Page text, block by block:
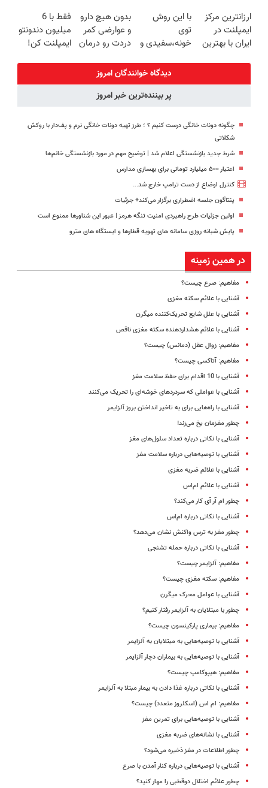
روزه ساخت!
ارزانترین مرکز
ایمپلنت در
ایران با بهترین
با این روش
توی
خونه،سفیدی و
برگردون
(40%off)
بدون هیچ دارو
و عوارضی کمر
دردت رو درمان
(پرسش‌نامه)
فقط با 6
میلیون دندونتو
ایمپلنت کن!
دیدگاه خوانندگان امروز
پر بیننده‌ترین خبر امروز
چگونه دونات خانگی درست کنیم ؟ ؛ طرز تهیه دونات خانگی نرم و پف‌دار با روکش
شکلاتی
شرط جدید بازنشستگی اعلام شد | توضیح مهم در مورد بازنشستگی خانم‌ها
اعتبار ۵۰۰ میلیارد تومانی برای بهسازی مدارس
کنترل اوضاع از دست ترامپ خارج شد...
پنتاگون جلسه اضطراری برگزار می‌کند+ جزئیات
اولین جزئیات طرح راهبردی امنیت تنگه هرمز | عبور این شناورها ممنوع است
پایش شبانه روزی سامانه های تهویه قطارها و ایستگاه های مترو
در همین زمینه
مفاهیم: صرع چیست؟
آشنایی با علائم سکته مغزی
آشنایی با علل شایع تحریک‌کننده میگرن
آشنایی با علائم هشداردهنده سکته مغزی ناقص
مفاهیم: زوال عقل (دمانس) چیست؟
مفاهیم: آتاکسی چیست؟
آشنایی با 10 اقدام برای حفظ سلامت مغز
آشنایی با عواملی که سردردهای خوشه‌ای را تحریک می‌کنند
آشنایی با راه‌هایی برای به تاخیر انداختن بروز آلزایمر
چطور مغزمان یخ می‌زند!
آشنایی با نکاتی درباره تعداد سلول‌های مغز
آشنایی با توصیه‌هایی درباره سلامت مغز
آشنایی با علائم ضربه مغزی
آشنایی با علائم ام‌اس
چطور‌ ام ‌آر ‌آی کار می‌کند؟
آشنایی با نکاتی درباره ام‌‌اس
چطور مغز به ترس واکنش نشان می‌دهد؟
آشنایی با نکاتی درباره حمله تشنجی
مفاهیم: آلزایمر چیست؟
مفاهیم: سکته مغزی چیست؟
آشنایی با عوامل محرک میگرن
چطور با مبتلایان به آلزایمر رفتار کنیم؟
مفاهیم: بیماری پارکینسون چیست؟
آشنایی با توصیه‌هایی به مبتلایان به آلزایمر
آشنایی با توصیه‌هایی به بیماران دچار آلزایمر
مفاهیم: هیپوکامپ چیست؟
آشنایی با نکاتی درباره غذا دادن به بیمار مبتلا به آلزایمر
مفاهیم: ام اس (اسکلروز متعدد) چیست؟
آشنایی با توصیه‌هایی برای تمرین مغز
آشنایی با نشانه‌‌های ضربه‌ مغزی
چطور اطلاعات در مغز ذخیره می‌شود؟
آشنایی با توصیه‌هایی درباره کنار آمدن با صرع
چطور علائم اختلال دوقطبی را مهار کنید؟